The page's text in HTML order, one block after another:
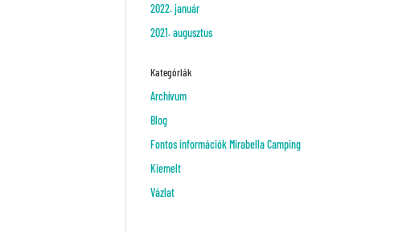
2022. január
2021. augusztus
Kategóriák
Archívum
Blog
Fontos információk Mirabella Camping
Kiemelt
Vázlat